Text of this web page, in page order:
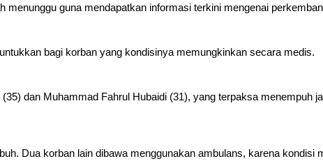
guna mendapatkan informasi terkini mengenai
bagi korban yang kondisinya memungkinkan secara medis.
dan Muhammad Fahrul Hubaidi (31), yang terpaksa menempuh
Dua korban lain dibawa menggunakan ambulans, karena kondisi